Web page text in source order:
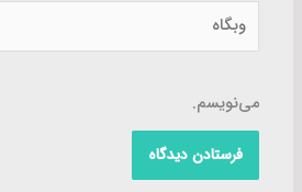
وبگاه
می‌نویسم.